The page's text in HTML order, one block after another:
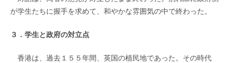
が学生たちに握手を求めて、和やかな雰囲気の中で終わった。
３．学生と政府の対立点
香港は、過去１５５年間、英国の植民地であった。その時代